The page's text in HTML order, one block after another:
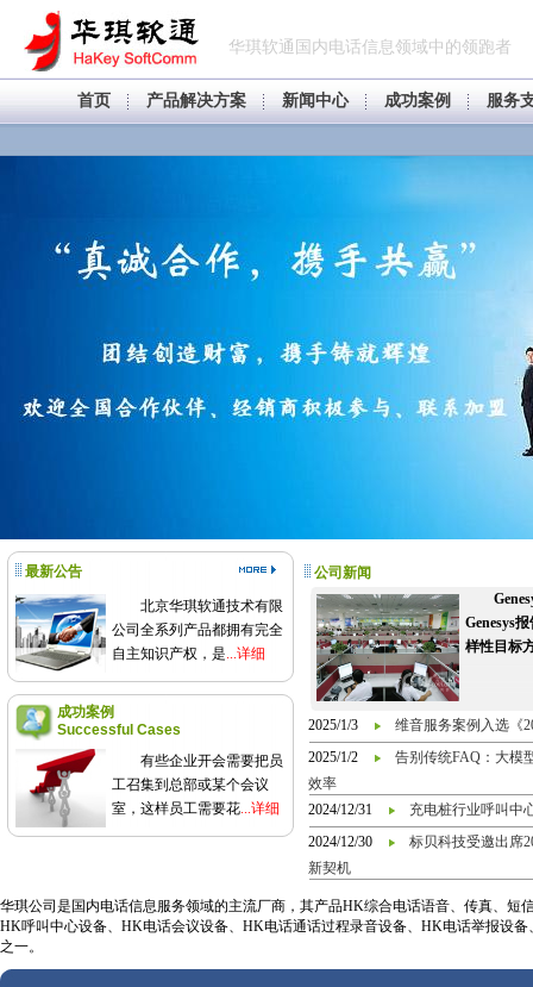
华琪软通国内电话信息领域中的领跑者
首页 产品解决方案 新闻中心 成功案例 服务
最新公告
北京华琪软通技术有限
公司全系列产品都拥有完全
自主知识产权，是...详细
成功案例
Successful Cases
有些企业开会需要把员
工召集到总部或某个会议
室，这样员工需要花...详细
公司新闻
Genesys
样性目标
2025/1/3
维音服务案例入选《
2025/1/2
告别传统FAQ：大模
效率
2024/12/31
充电桩行业呼叫中
2024/12/30
标贝科技受邀出席
新契机
华琪公司是国内电话信息服务领域的主流厂商，其产品HK综合电话语音、传真、
HK呼叫中心设备、HK电话会议设备、HK电话通话过程录音设备、HK电话举报设
之一。